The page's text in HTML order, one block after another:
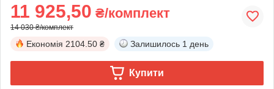
11 925,50 ₴/комплект
14 030 ₴/комплект
Економія 2104.50 ₴ Залишилось 1 день
Купити